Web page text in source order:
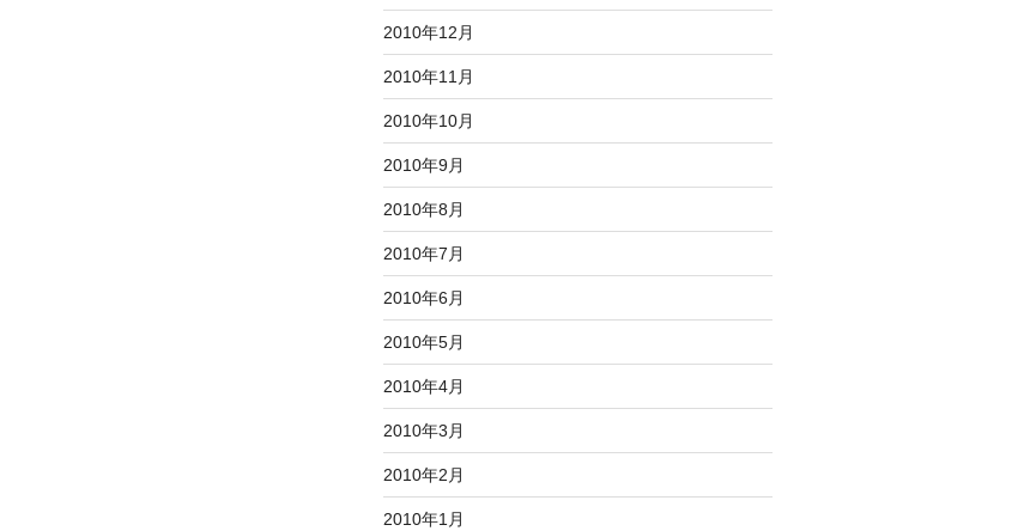
2010年12月
2010年11月
2010年10月
2010年9月
2010年8月
2010年7月
2010年6月
2010年5月
2010年4月
2010年3月
2010年2月
2010年1月